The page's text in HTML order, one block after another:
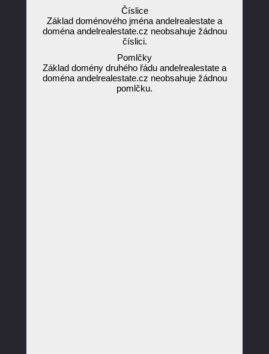
Číslice
Základ doménového jména andelrealestate a
doména andelrealestate.cz neobsahuje žádnou
číslici.
Pomlčky
Základ domény druhého řádu andelrealestate a
doména andelrealestate.cz neobsahuje žádnou
pomlčku.